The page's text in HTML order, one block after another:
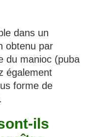
dans un
obtenu par
du manioc (puba
également
forme de
ils